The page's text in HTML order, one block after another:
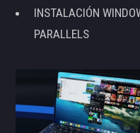
INSTALACIÓN
PARALLELS